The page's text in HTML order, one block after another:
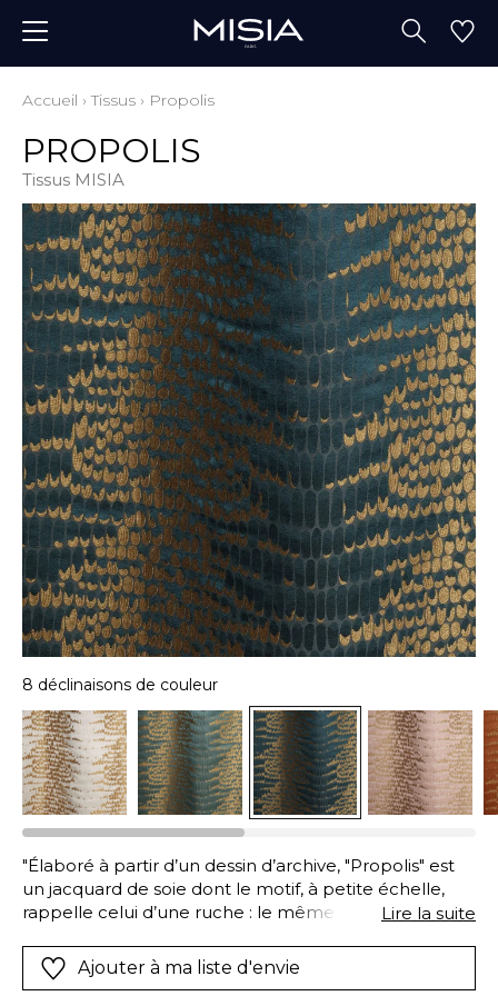
Accueil ›Tissus › Propolis
PROPOLIS
Tissus MISIA
8 déclinaisons de couleur
"Élaboré à partir d’un dessin d’archive, "Propolis" est
un jacquard de soie dont le motif, à petite échelle,
rappelle celui d’une ruche : le même fil d’or torsadé,
de chacun des huit coloris. En chaîne, le satin de soie
apporte beaucoup d’éclat, en jouant d’effets mats et
Lire la suite
Ajouter à ma liste d'envie